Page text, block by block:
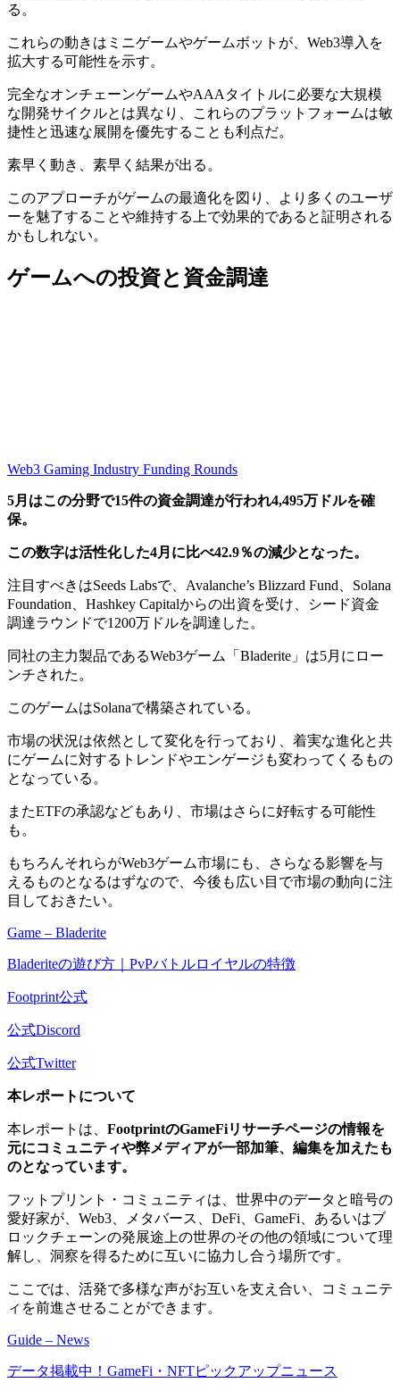
る。
これらの動きはミニゲームやゲームボットが、Web3導入を
拡大する可能性を示す。
完全なオンチェーンゲームやAAAタイトルに必要な大規模
な開発サイクルとは異なり、これらのプラットフォームは敏
捷性と迅速な展開を優先することも利点だ。
素早く動き、素早く結果が出る。
このアプローチがゲームの最適化を図り、より多くのユーザ
ーを魅了することや維持する上で効果的であると証明される
かもしれない。
ゲームへの投資と資金調達
Web3 Gaming Industry Funding Rounds
5月はこの分野で15件の資金調達が行われ4,495万ドルを確
保。
この数字は活性化した4月に比べ42.9％の減少となった。
注目すべきはSeeds Labsで、Avalanche’s Blizzard Fund、Solana
Foundation、Hashkey Capitalからの出資を受け、シード資金
調達ラウンドで1200万ドルを調達した。
同社の主力製品であるWeb3ゲーム「Bladerite」は5月にロー
ンチされた。
このゲームはSolanaで構築されている。
市場の状況は依然として変化を行っており、着実な進化と共
にゲームに対するトレンドやエンゲージも変わってくるもの
となっている。
またETFの承認などもあり、市場はさらに好転する可能性
も。
もちろんそれらがWeb3ゲーム市場にも、さらなる影響を与
えるものとなるはずなので、今後も広い目で市場の動向に注
目しておきたい。
Game – Bladerite
Bladeriteの遊び方｜PvPバトルロイヤルの特徴
Footprint公式
公式Discord
公式Twitter
本レポートについて
本レポートは、 FootprintのGameFiリサーチページの情報を
元にコミュニティや弊メディアが一部加筆、編集を加えたも
のとなっています。
フットプリント・コミュニティは、世界中のデータと暗号の
愛好家が、Web3、メタバース、DeFi、GameFi、あるいはブ
ロックチェーンの発展途上の世界のその他の領域について理
解し、洞察を得るために互いに協力し合う場所です。
ここでは、活発で多様な声がお互いを支え合い、コミュニテ
ィを前進させることができます。
Guide – News
データ掲載中！GameFi・NFTピックアップニュース